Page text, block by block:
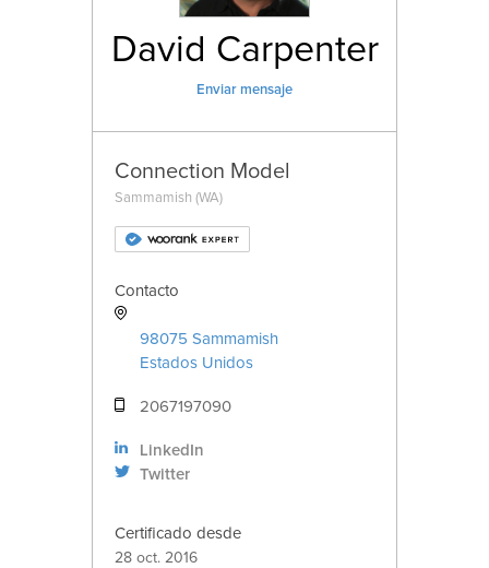
David Carpenter
Enviar mensaje
Connection Model
Sammamish (WA)
Contacto
98075 Sammamish
Estados Unidos
2067197090
LinkedIn
Twitter
Certificado desde
28 oct. 2016